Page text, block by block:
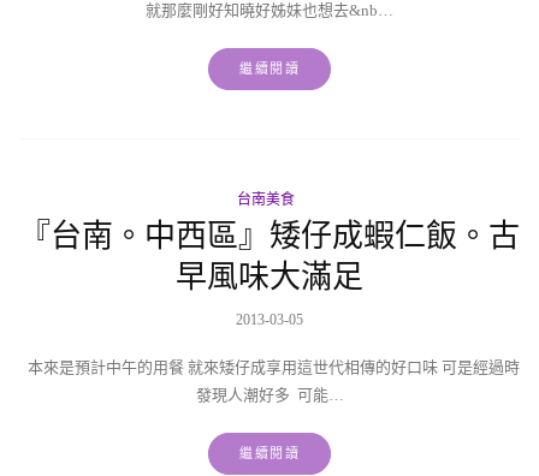
就那麼剛好知曉好姊妹也想去&nb…
繼續閱讀
台南美食
『台南。中西區』矮仔成蝦仁飯。古
早風味大滿足
2013-03-05
本來是預計中午的用餐 就來矮仔成享用這世代相傳的好口味 可是經過時
發現人潮好多 可能…
繼續閱讀